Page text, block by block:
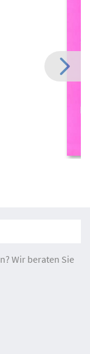
Wir beraten Sie